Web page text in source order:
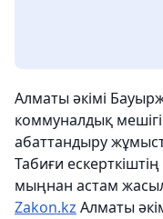
Алматы әкімі
коммуналдық
абаттандыру
Табиғи
мыңнан астам
Zakon.kz Алматы